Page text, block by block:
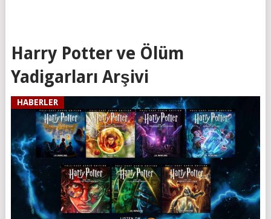
Harry Potter ve Ölüm
Yadigarları Arşivi
HABERLER